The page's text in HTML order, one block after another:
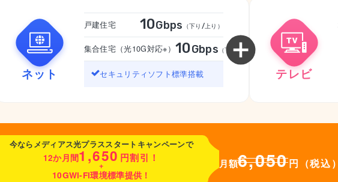
ネット
戸建住宅 10Gbps （下り/上り）
集合住宅（光10G対応※） 10Gbps （下り/上り）
セキュリティソフト標準搭載 テレビ
今ならメディアス光プラススタートキャンペーンで
12か月間1,650 円割引！
+
10GWi-Fi環境標準提供！
月額6,050円（税込）